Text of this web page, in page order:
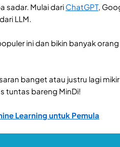
sadar. Mulai dari ChatGPT,
LLM.
ini dan bikin banyak
banget atau justru lagi
tuntas bareng MinDi!
Learning untuk Pemula